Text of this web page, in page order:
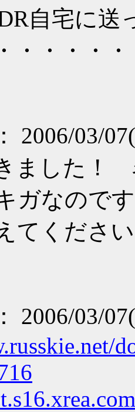
自宅に送
・・・・・
2006/03/
ました！
キガなの
てください
2006/03/